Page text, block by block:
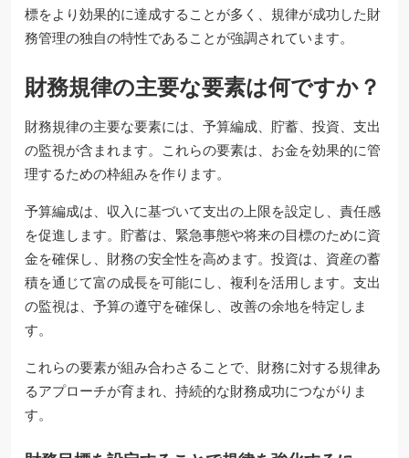
標をより効果的に達成することが多く、規律が成功した財
務管理の独自の特性であることが強調されています。
財務規律の主要な要素は何ですか？
財務規律の主要な要素には、予算編成、貯蓄、投資、支出
の監視が含まれます。これらの要素は、お金を効果的に管
理するための枠組みを作ります。
予算編成は、収入に基づいて支出の上限を設定し、責任感
を促進します。貯蓄は、緊急事態や将来の目標のために資
金を確保し、財務の安全性を高めます。投資は、資産の蓄
積を通じて富の成長を可能にし、複利を活用します。支出
の監視は、予算の遵守を確保し、改善の余地を特定しま
す。
これらの要素が組み合わさることで、財務に対する規律あ
るアプローチが育まれ、持続的な財務成功につながりま
す。